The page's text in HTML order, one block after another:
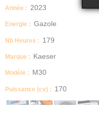
Année : 2023
Energie : Gazole
Nb Heures : 179
Marque : Kaeser
Modèle : M30
Puissance (cv) : 170